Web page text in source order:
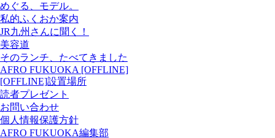
めぐる、モデル。
私的ふくおか案内
JR九州さんに聞く！
美容道
そのランチ、たべてきました
AFRO FUKUOKA [OFFLINE]
[OFFLINE]設置場所
読者プレゼント
お問い合わせ
個人情報保護方針
AFRO FUKUOKA編集部